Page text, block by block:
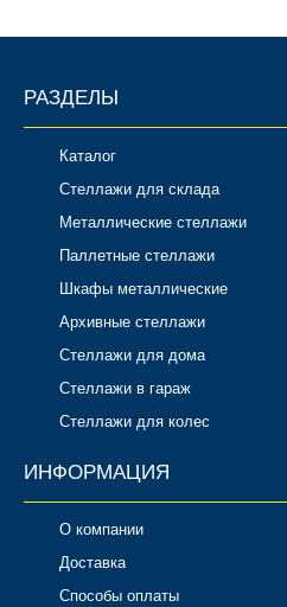
РАЗДЕЛЫ
Каталог
Стеллажи для склада
Металлические стеллажи
Паллетные стеллажи
Шкафы металлические
Архивные стеллажи
Стеллажи для дома
Стеллажи в гараж
Стеллажи для колес
ИНФОРМАЦИЯ
О компании
Доставка
Способы оплаты